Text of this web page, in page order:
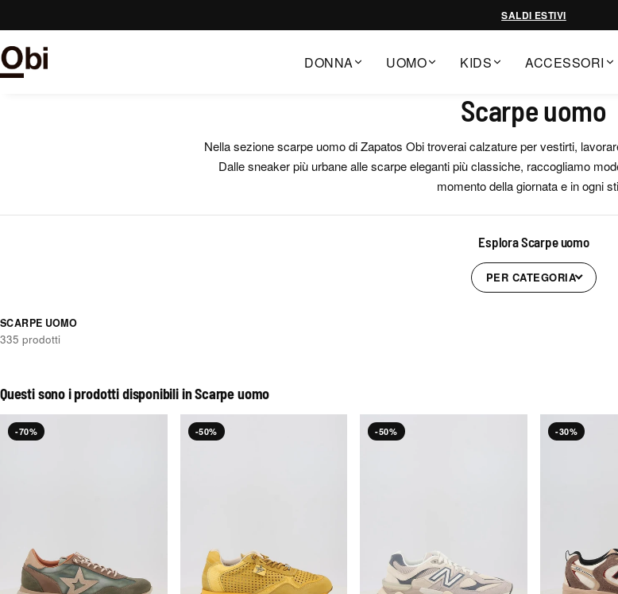
al
contenuto
SALDI ESTIVI
DONNA UOMO KIDS ACCESSORI
Scarpe uomo
Nella sezione scarpe uomo di Zapatos Obi troverai calzature per vestirti,
Dalle sneaker più urbane alle scarpe eleganti più classiche, raccogliamo
momento della giornata e in ogni
Esplora Scarpe uomo
PER CATEGORIA
SCARPE UOMO
335 prodotti
Questi sono i prodotti disponibili in Scarpe uomo
-70% -50% -50% -30%